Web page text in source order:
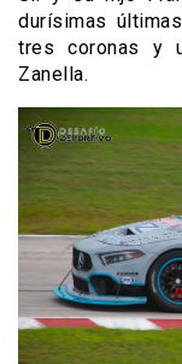
durísimas
tres coronas y
Zanella.